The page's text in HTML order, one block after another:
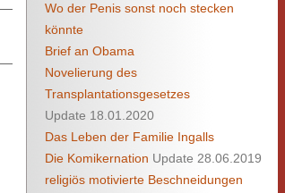
Wo der Penis sonst noch stecken
könnte
Brief an Obama
Novelierung des
Transplantationsgesetzes
Update 18.01.2020
Das Leben der Familie Ingalls
Die Komikernation Update 28.06.2019
religiös motivierte Beschneidungen